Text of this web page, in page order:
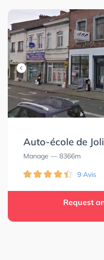
Auto-école de
Manage — 8366m
9 Avis
Request